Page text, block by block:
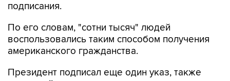
По его словам, "сотни тысяч" людей
американского гражданства.
Президент подписал еще один указ, также
рождению и подразумевающий расширение